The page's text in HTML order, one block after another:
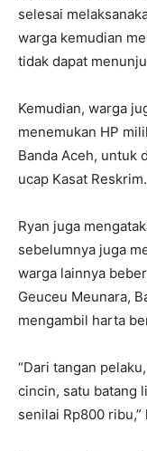
selesai
warga kemudian
tidak dapat
Kemudian, warga
menemukan HP
Banda Aceh, untuk
ucap Kasat Reskrim.
Ryan juga
sebelumnya juga
warga lainnya
Geuceu Meunara,
mengambil harta
“Dari tangan
cincin, satu batang
senilai Rp800 ribu,”